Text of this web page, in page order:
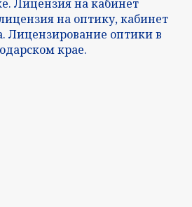
Лицензия на кабинет
на оптику, кабинет
Лицензирование оптики в
крае.